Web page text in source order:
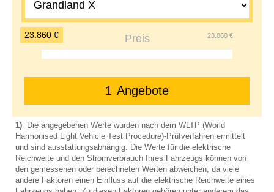
23.860 €
23.860 €
1 Angebote
1) Die angegebenen Werte wurden nach dem WLTP (World
Harmonised Light Vehicle Test Procedure)-Prüfverfahren ermittelt
und sind ausstattungsabhängig. Die Werte für die elektrische
Reichweite und den Stromverbrauch Ihres Fahrzeugs können von
den gemessenen oder berechneten Werten abweichen, da viele
andere Faktoren einen Einfluss auf die elektrische Reichweite eines